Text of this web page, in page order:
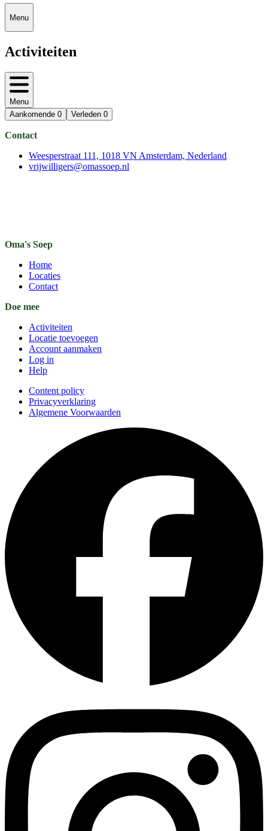
Menu
Activiteiten
Menu
Aankomende 0 Verleden 0
Contact
Weesperstraat 111, 1018 VN Amsterdam, Nederland
vrijwilligers@omassoep.nl
Oma's Soep
Home
Locaties
Contact
Doe mee
Activiteiten
Locatie toevoegen
Account aanmaken
Log in
Help
Content policy
Privacyverklaring
Algemene Voorwaarden